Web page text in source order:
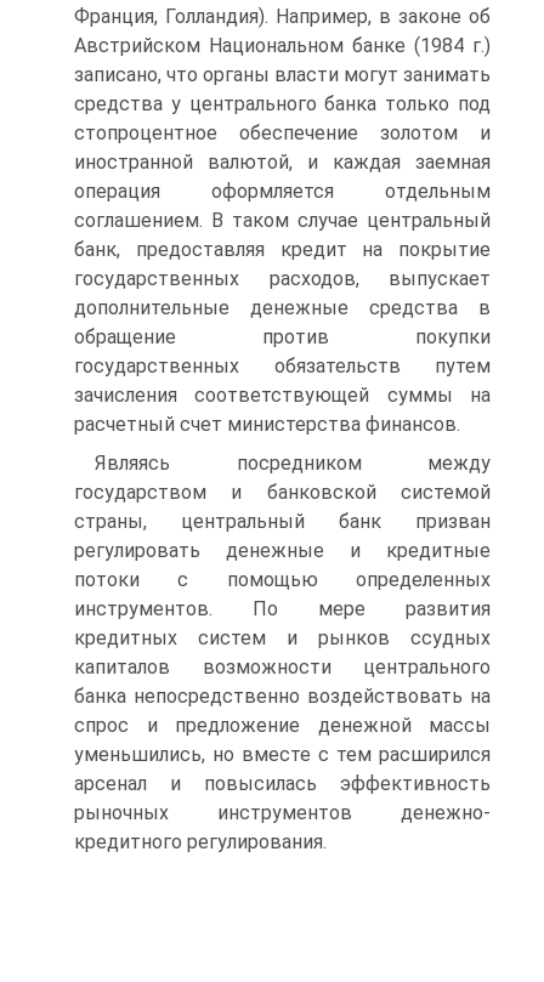
Франция, Голландия). Например, в законе об
Австрий­ском Национальном банке (1984 г.)
записано, что органы власти могут занимать
средства у центрального банка только под
стопроцентное обеспечение золотом и
иностранной валютой, и каждая заемная
операция оформляется отдельным
соглашением. В таком случае центральный
банк, предоставляя кредит на покрытие
государственных расходов, выпускает
дополнительные денежные средства в
обращение против покупки
государственных обязательств путем
зачисления соответствующей суммы на
расчетный счет министерства финансов.
Являясь посредником между
государством и банковской систе­мой
страны, центральный банк призван
регулировать денежные и кредитные
потоки с помощью определенных
инструментов. По мере развития
кредитных систем и рынков ссудных
капиталов возмож­ности центрального
банка непосредственно воздействовать на
спрос и предложение денежной массы
уменьшились, но вместе с тем расширился
арсенал и повысилась эффективность
рыночных инст­рументов денежно-
кредитного регулирования.